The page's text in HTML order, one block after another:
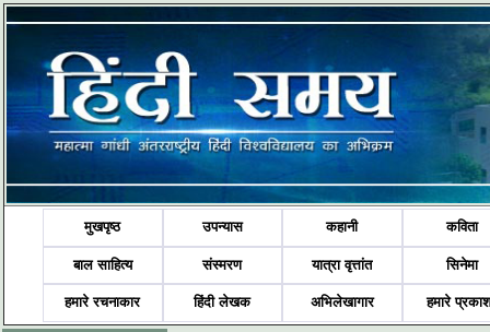
मुखपृष्ठ उपन्यास कहानी कविता
बाल साहित्य संस्मरण यात्रा वृत्तांत सिनेमा
हमारे रचनाकार हिंदी लेखक अभिलेखागार हमारे